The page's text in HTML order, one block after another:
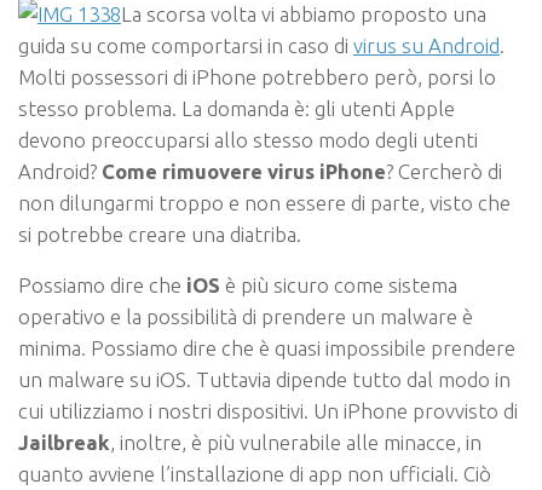
La scorsa volta vi abbiamo proposto una
guida su come comportarsi in caso di virus su Android
Molti possessori di iPhone potrebbero però, porsi lo
stesso problema. La domanda è: gli utenti Apple
devono preoccuparsi allo stesso modo degli utenti
Android? Come rimuovere virus iPhone? Cercherò di
non dilungarmi troppo e non essere di parte, visto che
si potrebbe creare una diatriba.
Possiamo dire che iOS è più sicuro come sistema
operativo e la possibilità di prendere un malware è
minima. Possiamo dire che è quasi impossibile prendere
un malware su iOS. Tuttavia dipende tutto dal modo in
cui utilizziamo i nostri dispositivi. Un iPhone provvisto di
Jailbreak, inoltre, è più vulnerabile alle minacce, in
quanto avviene l’installazione di app non ufficiali. Ciò